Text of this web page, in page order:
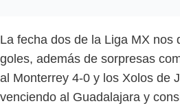
La fecha dos de la Liga MX nos
goles, además de sorpresas
al Monterrey 4-0 y los Xolos de
venciendo al Guadalajara y